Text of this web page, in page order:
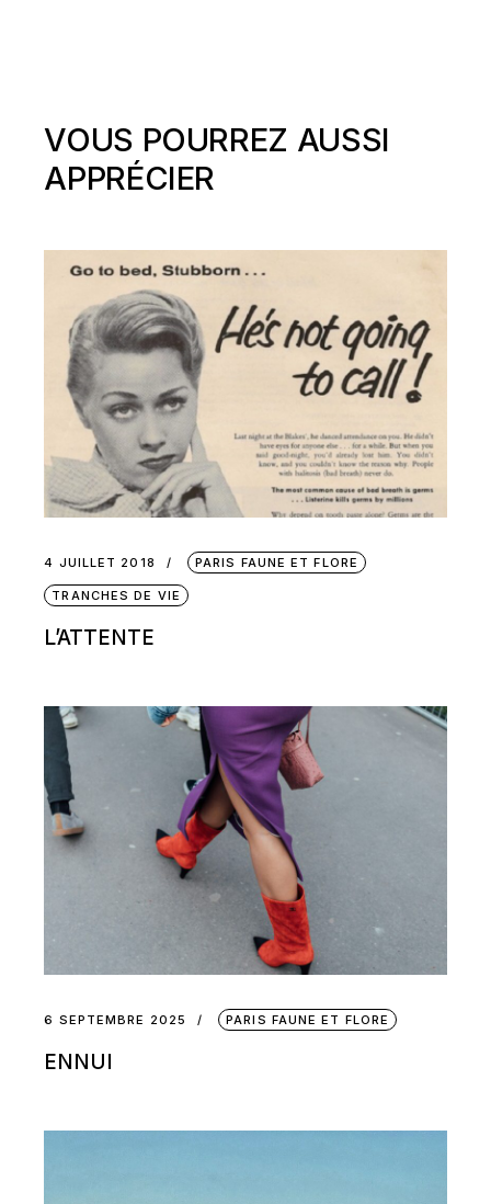
VOUS POURREZ AUSSI
APPRÉCIER
4 JUILLET 2018 PARIS FAUNE ET FLORE
TRANCHES DE VIE
L’ATTENTE
6 SEPTEMBRE 2025 PARIS FAUNE ET FLORE
ENNUI